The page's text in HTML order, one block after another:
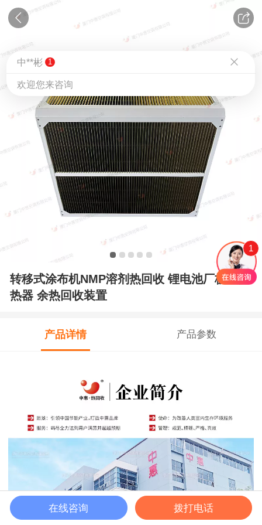
转移式涂布机NMP溶剂热回收 锂电池厂板式换
热器 余热回收装置
产品详情 产品参数
首页 客服
马上咨询
1
中**彬 1
欢迎您来咨询
在线咨询 拨打电话